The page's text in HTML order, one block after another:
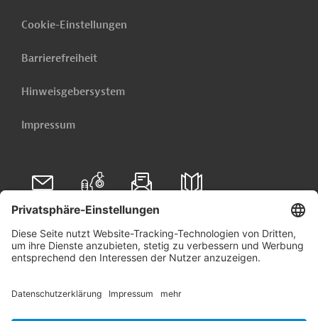
Cookie-Einstellungen
Barrierefreiheit
Hinweisgebersystem
Impressum
Folgen Sie uns auf
Linkedin